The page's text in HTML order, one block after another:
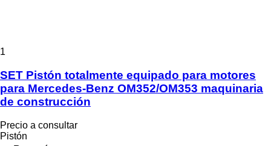
1
SET Pistón totalmente equipado para motores
para Mercedes-Benz OM352/OM353 maquinaria
de construcción
Precio a consultar
Pistón